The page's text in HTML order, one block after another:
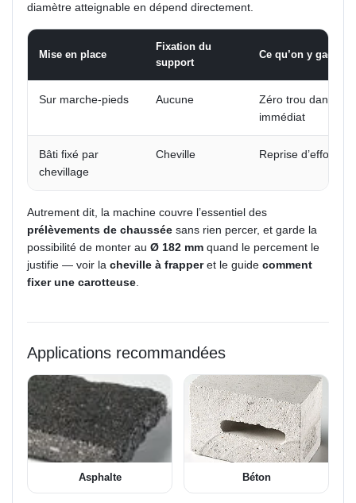
diamètre atteignable en dépend directement.
Mise en place
Fixation du
support
Ce qu’on y gagne
Sur marche-pieds Aucune
Zéro trou dans
immédiat
Bâti fixé par
chevillage
Cheville Reprise d’effort
Autrement dit, la machine couvre l’essentiel des
prélèvements de chaussée sans rien percer, et garde la
possibilité de monter au Ø 182 mm quand le percement le
justifie — voir la cheville à frapperet le guide comment
fixer une carotteuse.
Applications recommandées
Asphalte Béton